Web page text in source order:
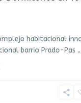
habitacional
barrio Prado-Pas ...